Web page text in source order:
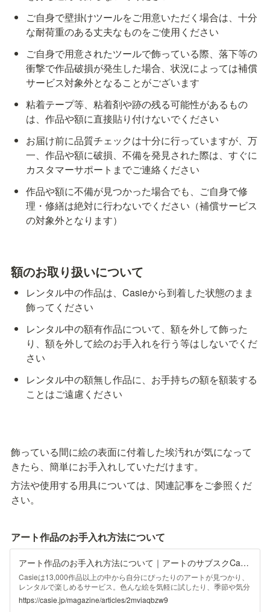
ご自身で壁掛けツールをご用意いただく場合は、十分
な耐荷重のある丈夫なものをご使用ください
ご自身で用意されたツールで飾っている際、落下等の
衝撃で作品破損が発生した場合、状況によっては補償
サービス対象外となることがございます
粘着テープ等、粘着剤や跡の残る可能性があるもの
は、作品や額に直接貼り付けないでください
お届け前に品質チェックは十分に行っていますが、万
一、作品や額に破損、不備を発見された際は、すぐに
カスタマーサポートまでご連絡ください
作品や額に不備が見つかった場合でも、ご自身で修
理・修繕は絶対に行わないでください（補償サービス
の対象外となります）
額のお取り扱いについて
レンタル中の作品は、Casieから到着した状態のまま
飾ってください
レンタル中の額有作品について、額を外して飾った
り、額を外して絵のお手入れを行う等はしないでくだ
さい
レンタル中の額無し作品に、お手持ちの額を額装する
ことはご遠慮ください
飾っている間に絵の表面に付着した埃汚れが気になって
きたら、簡単にお手入れしていただけます。
方法や使用する用具については、関連記事をご参照くだ
さい。
アート作品のお手入れ方法について
アート作品のお手入れ方法について｜アートのサブスクCasie（かしえ）
Casieは13,000作品以上の中から自分にぴったりのアートが見つかり、
レンタルで楽しめるサービス。色んな絵を気軽に試したり、季節や気分
によって交換可能！気に入ったら購入も可能。アート診断ではじめての
方でも簡単に今すぐ好みのアートと出会える体験をお届け！
https://casie.jp/magazine/articles/2mviaqbzw9